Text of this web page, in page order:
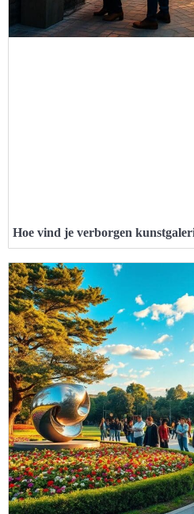
Hoe vind je verborgen